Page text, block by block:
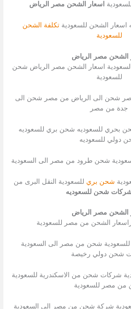
اسعار الشحن مصر الرياض
الشحن للسعودية تكلفة الشحن
للسعودية
الشحن مصر الرياض
اسعار الشحن مصر الرياض شحن
للسعودية
شحن الى الرياض من مصر شحن الى
جدة من مصر
بحري للسعوديه شحن بري للسعوديه
دولي للسعوديه
شحن طرود من مصر الى السعودية
شحن بري للسعودية النقل البرى من
شحن للسعوديه
الشحن مصر الرياض
الشحن من مصر للسعودية
شحن من مصر الى السعودية
شحن دولي رخيصة
شركات شحن من الاسكندرية للسعودية
مصر للسعودية
شركة شحن من مصر الى السعودية